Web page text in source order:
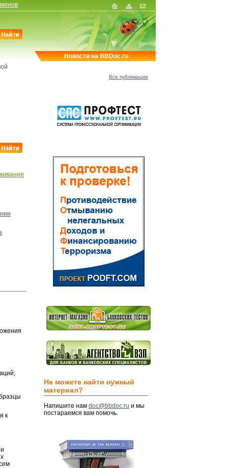
к
и
Новости на BBDoc.ru
Все публикации
Не можете найти нужный
материал?
Напишите нам doc@bbdoc.ru и мы
постараемся вам помочь.